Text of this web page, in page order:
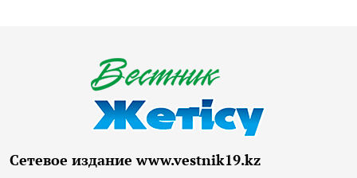
Сетевое издание www.vestnik19.kz